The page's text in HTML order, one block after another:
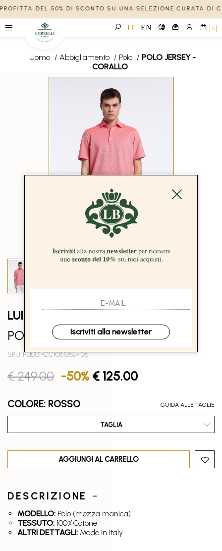
DEL 50% DI SCONTO SU UNA SELEZIONE CURATA DI
IT EN 0
Uomo / Abbigliamento / Polo / POLO JERSEY -
CORALLO
LUIGI BORRELLI - NAPOLI
POLO JERSEY - CORALLO
SKU: PL1001-CCK361065- 06
€ 249.00 -50% € 125.00
COLORE: ROSSO GUIDA ALLE TAGLIE
TAGLIA
AGGIUNGI AL CARRELLO
DESCRIZIONE
MODELLO: Polo (mezza manica)
TESSUTO: 100%Cotone
ALTRI DETTAGLI: Made in Italy
Iscriviti alla newsletter